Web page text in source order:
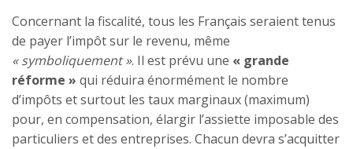
Concernant la fiscalité, tous les Français seraient tenus
de payer l’impôt sur le revenu, même
« symboliquement ». Il est prévu une « grande
réforme » qui réduira énormément le nombre
d’impôts et surtout les taux marginaux (maximum)
pour, en compensation, élargir l’assiette imposable des
particuliers et des entreprises. Chacun devra s’acquitter